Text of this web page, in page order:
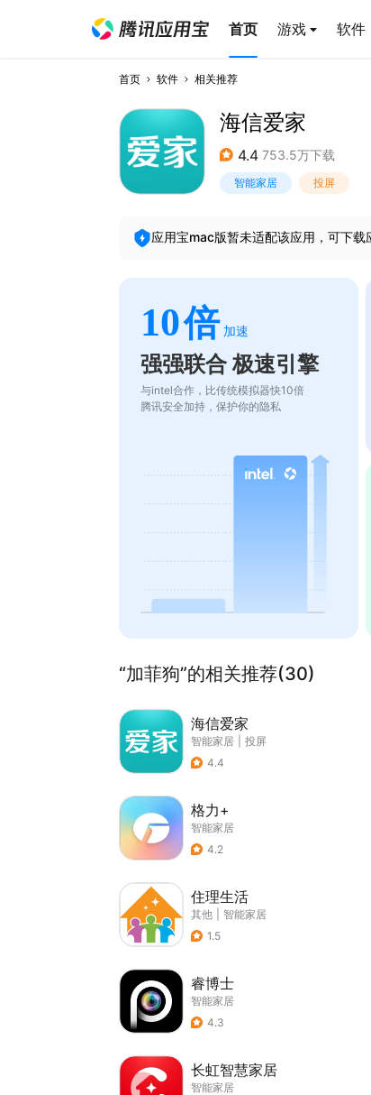
首页 游戏 软件
首页 软件 相关推荐
海信爱家
4.4 753.5万下载
智能家居 投屏
应用宝mac版暂未适配该应用，可下
10倍 加速
强强联合 极速引擎
与intel合作，比传统模拟器快10倍
腾讯安全加持，保护你的隐私
“加菲狗”的相关推荐(30)
海信爱家
智能家居
投屏
4.4
格力+
智能家居
4.2
住理生活
其他
智能家居
1.5
睿博士
智能家居
4.3
长虹智慧家居
智能家居